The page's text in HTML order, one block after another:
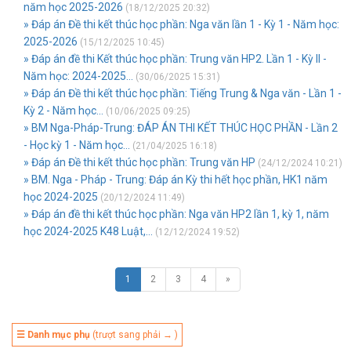
năm học 2025-2026 (18/12/2025 20:32)
» Đáp án Đề thi kết thúc học phần: Nga văn lần 1 - Kỳ 1 - Năm học:
2025-2026 (15/12/2025 10:45)
» Đáp án đề thi Kết thúc học phần: Trung văn HP2. Lần 1 - Kỳ II -
Năm học: 2024-2025...
(30/06/2025 15:31)
» Đáp án Đề thi kết thúc học phần: Tiếng Trung & Nga văn - Lần 1 -
Kỳ 2 - Năm học...
(10/06/2025 09:25)
» BM Nga-Pháp-Trung: ĐÁP ÁN THI KẾT THÚC HỌC PHẦN - Lần 2
- Học kỳ 1 - Năm học...
(21/04/2025 16:18)
» Đáp án Đề thi kết thúc học phần: Trung văn HP (24/12/2024 10:21)
» BM. Nga - Pháp - Trung: Đáp án Kỳ thi hết học phần, HK1 năm
học 2024-2025 (20/12/2024 11:49)
» Đáp án đề thi kết thúc học phần: Nga văn HP2 lần 1, kỳ 1, năm
học 2024-2025 K48 Luật,...
(12/12/2024 19:52)
1 2 3 4 »
☰ Danh mục phụ (trượt sang phải → )